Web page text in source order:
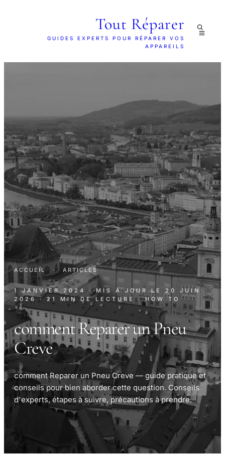
Tout Réparer
GUIDES EXPERTS POUR RÉPARER VOS
APPAREILS
ACCUEIL · ARTICLES
1 JANVIER 2024 · MIS À JOUR LE20 JUIN
2026 · 21 MIN DE LECTURE · HOW TO
comment Reparer un Pneu
Creve
comment Reparer un Pneu Creve — guide pratique et
conseils pour bien aborder cette question. Conseils
d'experts, étapes à suivre, précautions à prendre.